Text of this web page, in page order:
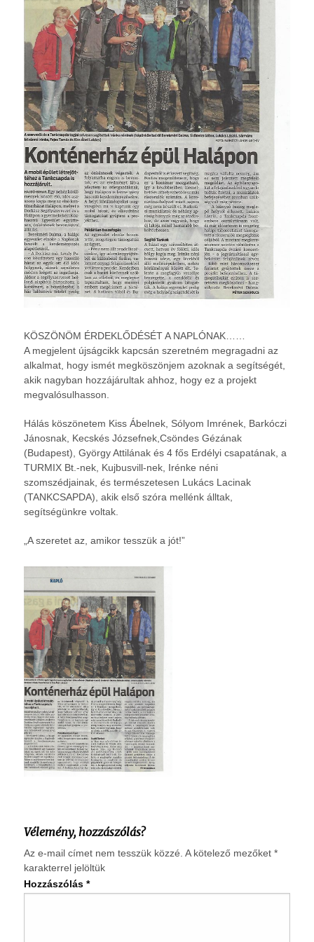
KÖSZÖNÖM ÉRDEKLŐDÉSÉT A NAPLÓNAK……
A megjelent újságcikk kapcsán szeretném megragadni az
alkalmat, hogy ismét megköszönjem azoknak a segítségét,
akik nagyban hozzájárultak ahhoz, hogy ez a projekt
megvalósulhasson.
Hálás köszönetem Kiss Ábelnek, Sólyom Imrének, Barkóczi
Jánosnak, Kecskés Józsefnek,Csöndes Gézának
(Budapest), György Attilának és 4 fős Erdélyi csapatának, a
TURMIX Bt.-nek, Kujbusvill-nek, Irénke néni
szomszédjainak, és természetesen Lukács Lacinak
(TANKCSAPDA), akik első szóra mellénk álltak,
segítségünkre voltak.
„A szeretet az, amikor tesszük a jót!”
Vélemény, hozzászólás?
Az e-mail címet nem tesszük közzé. A kötelező mezőket *
karakterrel jelöltük
Hozzászólás *